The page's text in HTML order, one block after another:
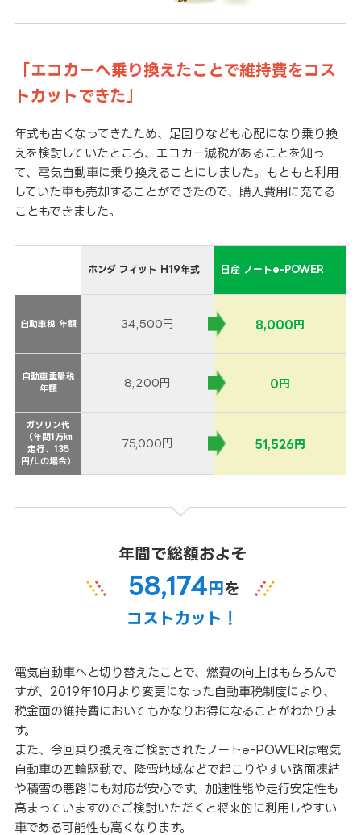
「エコカーへ乗り換えたことで維持費をコス
トカットできた」
年式も古くなってきたため、足回りなども心配になり乗り換
えを検討していたところ、エコカー減税があることを知っ
て、電気自動車に乗り換えることにしました。もともと利用
していた車も売却することができたので、購入費用に充てる
こともできました。
ホンダ フィット H19年式
自動車税 年額 34,500円
自動車重量税
年額
8,200円
ガソリン代
（年間1万㎞
走行、135
円/Lの場合）
75,000円
日産 ノートe-POWER
自動車税 年額 8,000円
自動車重量税
年額
0円
ガソリン代
（年間1万㎞
走行、135
円/Lの場合）
51,526円
年間で総額およそ
58,174円を
コストカット！
電気自動車へと切り替えたことで、燃費の向上はもちろんで
すが、2019年10月より変更になった自動車税制度により、
税金面の維持費においてもかなりお得になることがわかりま
す。
また、今回乗り換えをご検討されたノートe-POWERは電気
自動車の四輪駆動で、降雪地域などで起こりやすい路面凍結
や積雪の悪路にも対応が安心です。加速性能や走行安定性も
高まっていますのでご検討いただくと将来的に利用しやすい
車である可能性も高くなります。